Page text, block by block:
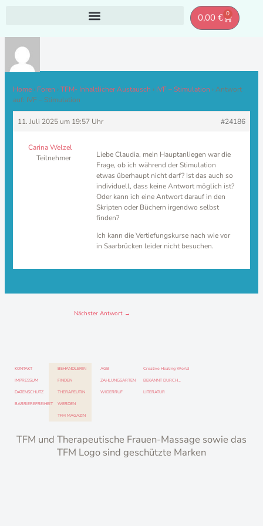
0,00 € 0
Home › Foren › TFM- Inhaltlicher Austausch › IVF – Stimulation › Antwort
auf: IVF – Stimulation
11. Juli 2025 um 19:57 Uhr #24186
Carina Welzel
Teilnehmer
Liebe Claudia, mein Hauptanliegen war die
Frage, ob ich während der Stimulation
etwas überhaupt nicht darf? Ist das auch so
individuell, dass keine Antwort möglich ist?
Oder kann ich eine Antwort darauf in den
Skripten oder Büchern irgendwo selbst
finden?
Ich kann die Vertiefungskurse nach wie vor
in Saarbrücken leider nicht besuchen.
Nächster Antwort →
KONTAKT
IMPRESSUM
DATENSCHUTZ
BARRIEREFREIHEIT
BEHANDLERIN
FINDEN
THERAPEUTIN
WERDEN
TFM MAGAZIN
Creative Healing World
BEKANNT DURCH…
LITERATUR
AGB
ZAHLUNGSARTEN
WIDERRUF
TFM und Therapeutische Frauen-Massage sowie das
TFM Logo sind geschützte Marken